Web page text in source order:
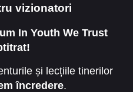
vizionatori
In Youth We Trust
și lecțiile tinerilor
încredere.